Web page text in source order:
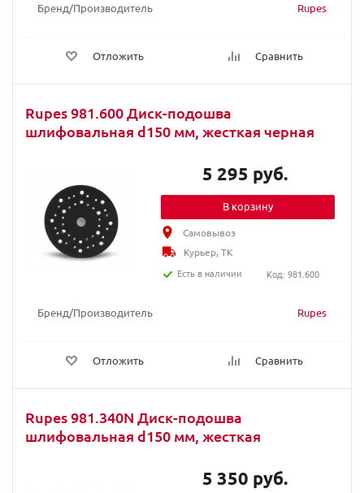
Бренд/Производитель Rupes
Отложить Сравнить
Rupes 981.600 Диск-подошва
шлифовальная d150 мм, жесткая черная
Бренд/Производитель Rupes
Отложить Сравнить
5 295 руб.
В корзину
Самовывоз
Курьер, ТК
Есть в наличии
Код: 981.600
Rupes 981.340N Диск-подошва
шлифовальная d150 мм, жесткая
5 350 руб.